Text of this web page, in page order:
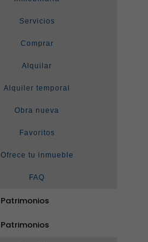
Servicios
Comprar
Alquilar
Alquiler temporal
Obra nueva
Favoritos
Ofrece tu inmueble
FAQ
Patrimonios
Patrimonios